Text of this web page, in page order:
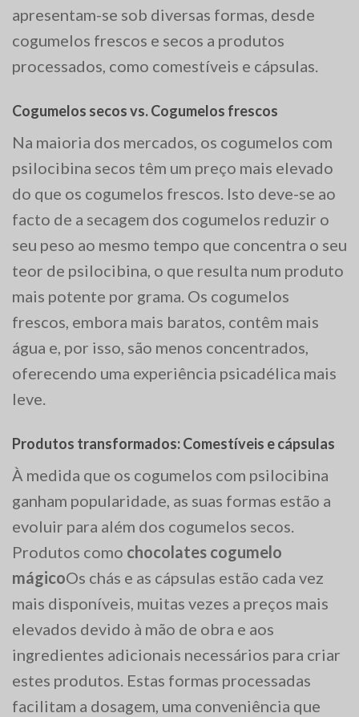
apresentam-se sob diversas formas, desde
cogumelos frescos e secos a produtos
processados, como comestíveis e cápsulas.
Cogumelos secos vs. Cogumelos frescos
Na maioria dos mercados, os cogumelos com
psilocibina secos têm um preço mais elevado
do que os cogumelos frescos. Isto deve-se ao
facto de a secagem dos cogumelos reduzir o
seu peso ao mesmo tempo que concentra o seu
teor de psilocibina, o que resulta num produto
mais potente por grama. Os cogumelos
frescos, embora mais baratos, contêm mais
água e, por isso, são menos concentrados,
oferecendo uma experiência psicadélica mais
leve.
Produtos transformados: Comestíveis e cápsulas
À medida que os cogumelos com psilocibina
ganham popularidade, as suas formas estão a
evoluir para além dos cogumelos secos.
Produtos como chocolates cogumelo
mágicoOs chás e as cápsulas estão cada vez
mais disponíveis, muitas vezes a preços mais
elevados devido à mão de obra e aos
ingredientes adicionais necessários para criar
estes produtos. Estas formas processadas
facilitam a dosagem, uma conveniência que